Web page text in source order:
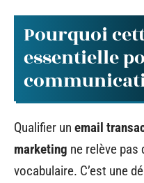
Pourquoi
essentielle
Qualifier un email
marketing ne relève pas
vocabulaire. C’est une